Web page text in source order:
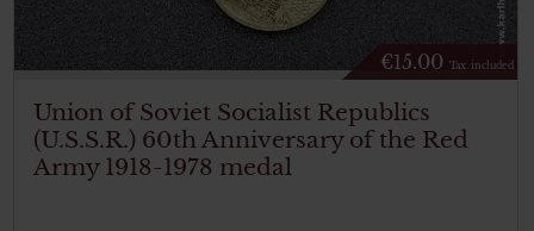
€15.00 Tax. included
Union of Soviet Socialist Republics
(U.S.S.R.) 60th Anniversary of the Red
Army 1918-1978 medal